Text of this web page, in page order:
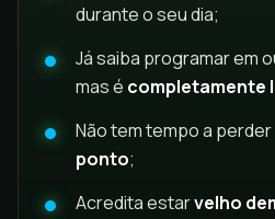
durante o seu dia;
Já saiba programar em
mas é completamente
Não tem tempo a perder
ponto;
Acredita estarvelho